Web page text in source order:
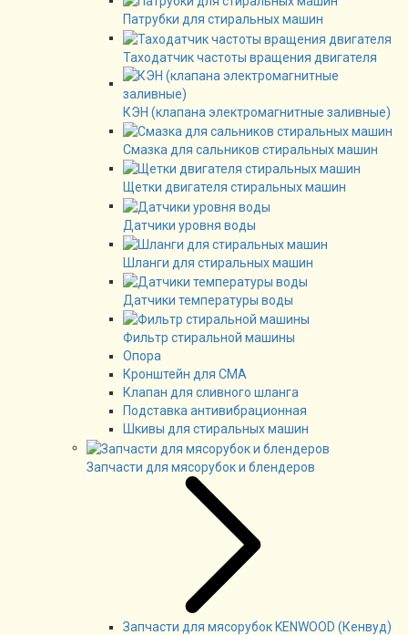
Патрубки для стиральных машин
Таходатчик частоты вращения двигателя
КЭН (клапана электромагнитные заливные)
Смазка для сальников стиральных машин
Щетки двигателя стиральных машин
Датчики уровня воды
Шланги для стиральных машин
Датчики температуры воды
Фильтр стиральной машины
Опора
Кронштейн для СМА
Клапан для сливного шланга
Подставка антивибрационная
Шкивы для стиральных машин
Запчасти для мясорубок и блендеров
Запчасти для мясорубок KENWOOD (Кенвуд)